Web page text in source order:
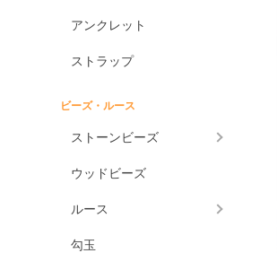
アンクレット
ストラップ
ビーズ・ルース
ストーンビーズ
ウッドビーズ
ルース
勾玉